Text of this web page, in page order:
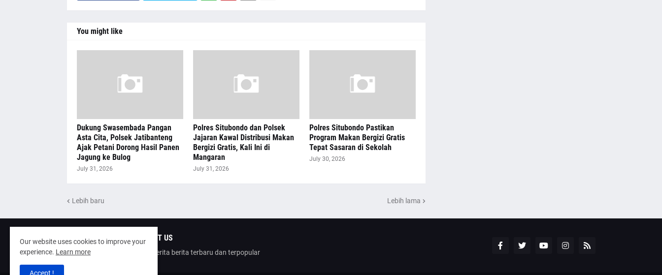
You might like
Dukung Swasembada Pangan
Asta Cita, Polsek Jatibanteng
Ajak Petani Dorong Hasil Panen
Jagung ke Bulog
July 31, 2026
Polres Situbondo dan Polsek
Jajaran Kawal Distribusi Makan
Bergizi Gratis, Kali Ini di
Mangaran
July 31, 2026
Polres Situbondo Pastikan
Program Makan Bergizi Gratis
Tepat Sasaran di Sekolah
July 30, 2026
Lebih baru Lebih lama
ABOUT US
poinberita berita terbaru dan terpopular
Our website uses cookies to improve your
experience. Learn more
Accept !